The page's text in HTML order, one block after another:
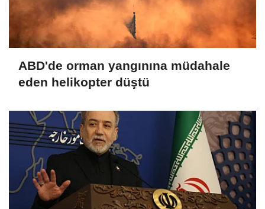
ABD'de orman yangınına müdahale
eden helikopter düştü